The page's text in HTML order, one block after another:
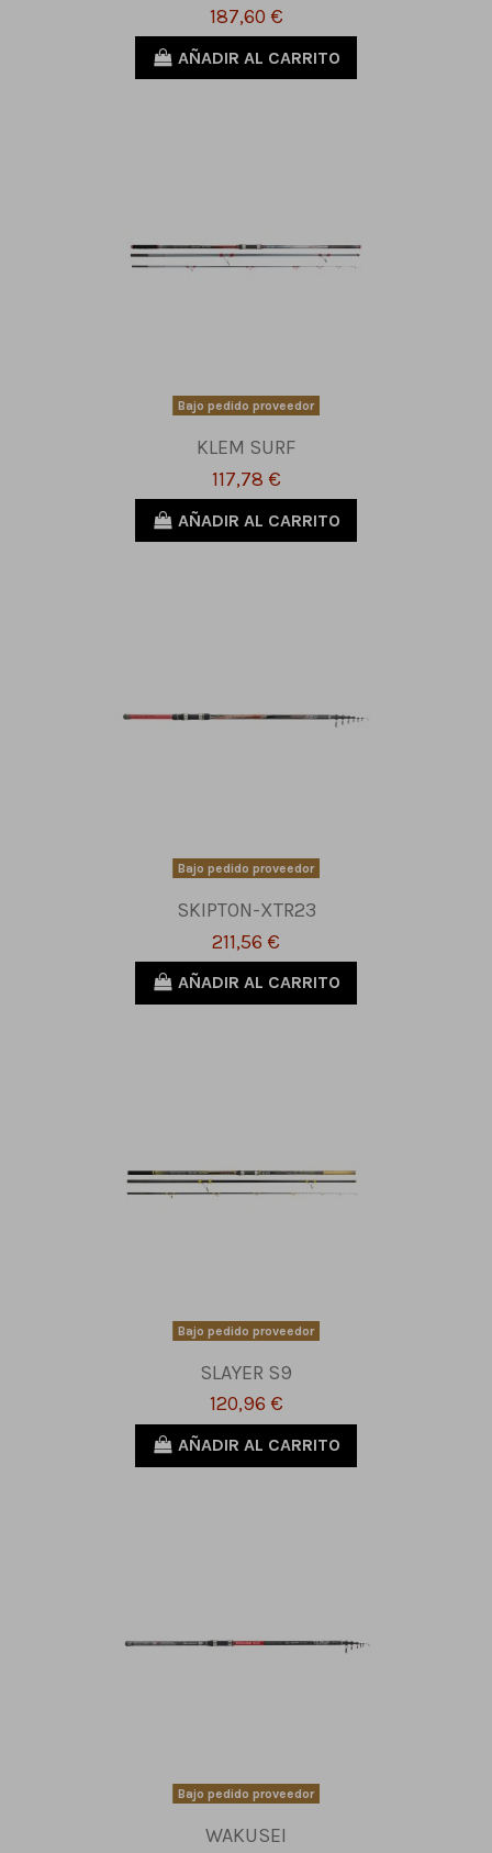
187,60 €
AÑADIR AL CARRITO
Bajo pedido proveedor
KLEM SURF
117,78 €
AÑADIR AL CARRITO
Bajo pedido proveedor
SKIPTON-XTR23
211,56 €
AÑADIR AL CARRITO
Bajo pedido proveedor
SLAYER S9
120,96 €
AÑADIR AL CARRITO
Bajo pedido proveedor
WAKUSEI